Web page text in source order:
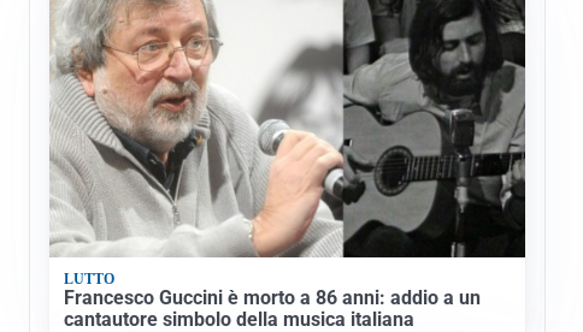
LUTTO
Francesco Guccini è morto a 86 anni: addio a un
cantautore simbolo della musica italiana